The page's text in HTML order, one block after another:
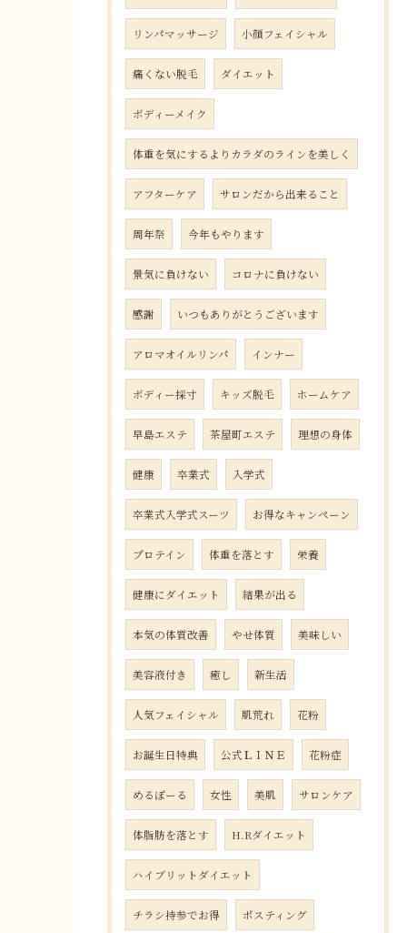
リンパマッサージ 小顔フェイシャル
痛くない脱毛 ダイエット
ボディーメイク
体重を気にするよりカラダのラインを美しく
アフターケア サロンだから出来ること
周年祭 今年もやります
景気に負けない コロナに負けない
感謝 いつもありがとうございます
アロマオイルリンパ インナー
ボディー採寸 キッズ脱毛 ホームケア
早島エステ 茶屋町エステ 理想の身体
健康 卒業式 入学式
卒業式入学式スーツ お得なキャンペーン
プロテイン 体重を落とす 栄養
健康にダイエット 結果が出る
本気の体質改善 やせ体質 美味しい
美容液付き 癒し 新生活
人気フェイシャル 肌荒れ 花粉
お誕生日特典 公式ＬＩＮＥ 花粉症
めるぽーる 女性 美肌 サロンケア
体脂肪を落とす H.Rダイエット
ハイブリットダイエット
チラシ持参でお得 ポスティング